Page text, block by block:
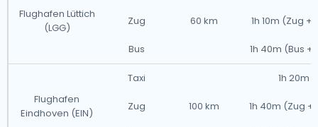
Flughafen Lüttich
(LGG)
60 km
Zug 1h 10m (Zug +
Bus 1h 40m (Bus +
Flughafen
Eindhoven (EIN)
Taxi
100 km
1h 20m
Zug 1h 40m (Zug +